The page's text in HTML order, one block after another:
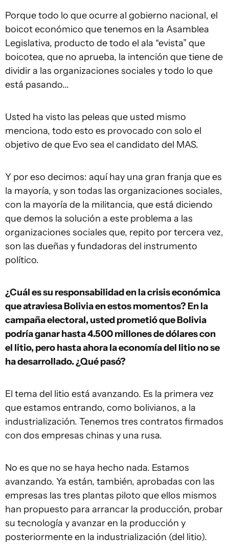
Porque todo lo que ocurre al gobierno nacional, el
boicot económico que tenemos en la Asamblea
Legislativa, producto de todo el ala “evista” que
boicotea, que no aprueba, la intención que tiene de
dividir a las organizaciones sociales y todo lo que
está pasando...
Usted ha visto las peleas que usted mismo
menciona, todo esto es provocado con solo el
objetivo de que Evo sea el candidato del MAS.
Y por eso decimos: aquí hay una gran franja que es
la mayoría, y son todas las organizaciones sociales,
con la mayoría de la militancia, que está diciendo
que demos la solución a este problema a las
organizaciones sociales que, repito por tercera vez,
son las dueñas y fundadoras del instrumento
político.
¿Cuál es su responsabilidad en la crisis económica
que atraviesa Bolivia en estos momentos? En la
campaña electoral, usted prometió que Bolivia
podría ganar hasta 4.500 millones de dólares con
el litio, pero hasta ahora la economía del litio no se
ha desarrollado. ¿Qué pasó?
El tema del litio está avanzando. Es la primera vez
que estamos entrando, como bolivianos, a la
industrialización. Tenemos tres contratos firmados
con dos empresas chinas y una rusa.
No es que no se haya hecho nada. Estamos
avanzando. Ya están, también, aprobadas con las
empresas las tres plantas piloto que ellos mismos
han propuesto para arrancar la producción, probar
su tecnología y avanzar en la producción y
posteriormente en la industrialización (del litio).